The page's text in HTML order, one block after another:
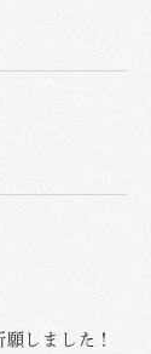
しました！